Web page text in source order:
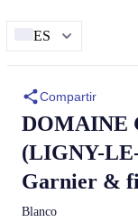
ES
Compartir
DOMAINE
(LIGNY-
Garnier &
Blanco